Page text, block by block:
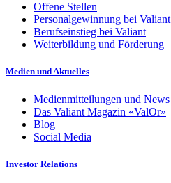
Offene Stellen
Personalgewinnung bei Valiant
Berufseinstieg bei Valiant
Weiterbildung und Förderung
Medien und Aktuelles
Medienmitteilungen und News
Das Valiant Magazin «ValOr»
Blog
Social Media
Investor Relations